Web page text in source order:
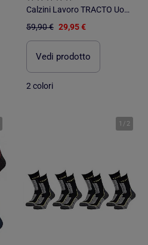
Calzini Lavoro TRACTO Uomo Resistenza Qualità Pro - Confezione da 12
59,90 € 29,95 €
Vedi prodotto
2 colori
1 / 2